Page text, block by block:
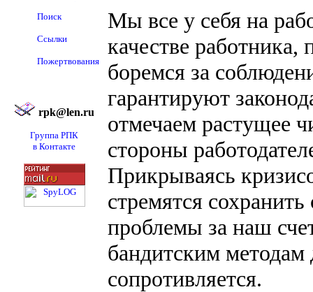
Поиск
Ссылки
Пожертвования
rpk@len.ru
Группа РПК
в Контакте
Мы все у себя на
качестве
боремся за
гарантируют
отмечаем растущее
стороны
Прикрываясь
стремятся
проблемы за наш
бандитским методам
сопротивляется.